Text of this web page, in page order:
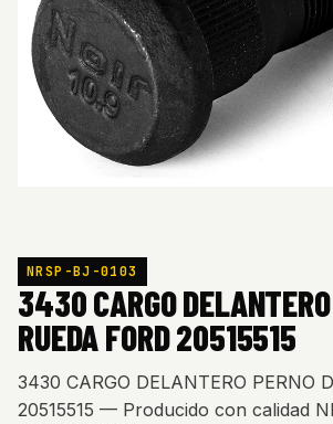
NRSP-BJ-0103
3430 CARGO
RUEDA FORD 20515515
3430 CARGO DELANTERO PERNO
20515515 — Producido con calidad